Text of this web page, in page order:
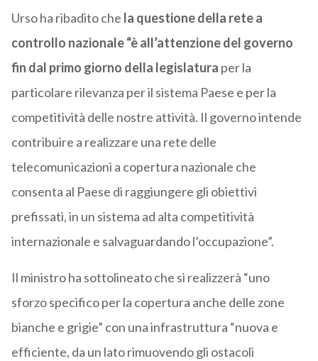
Urso ha ribadito che la questione della rete a
controllo nazionale “è all’attenzione del governo
fin dal primo giorno della legislatura per la
particolare rilevanza per il sistema Paese e per la
competitività delle nostre attività. Il governo intende
contribuire a realizzare una rete delle
telecomunicazioni a copertura nazionale che
consenta al Paese di raggiungere gli obiettivi
prefissati, in un sistema ad alta competitività
internazionale e salvaguardando l’occupazione”.
Il ministro ha sottolineato che si realizzerà “uno
sforzo specifico per la copertura anche delle zone
bianche e grigie” con una infrastruttura “nuova e
efficiente, da un lato rimuovendo gli ostacoli